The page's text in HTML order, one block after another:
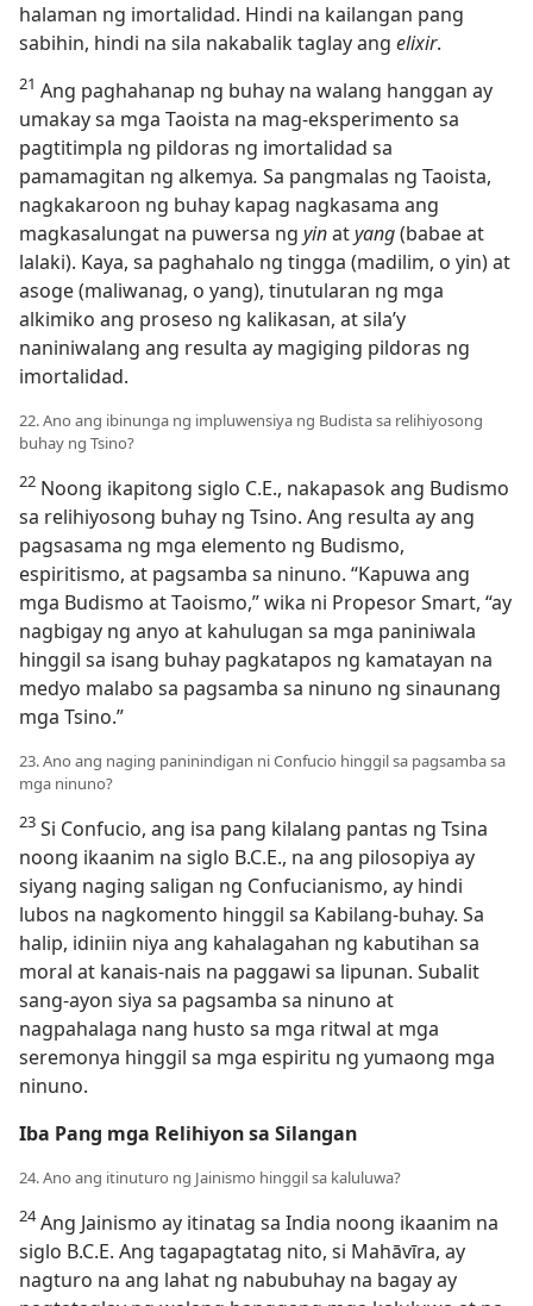
halaman ng imortalidad. Hindi na kailangan pang
sabihin, hindi na sila nakabalik taglay ang elixir.
21 Ang paghahanap ng buhay na walang hanggan ay
umakay sa mga Taoista na mag-eksperimento sa
pagtitimpla ng pildoras ng imortalidad sa
pamamagitan ng alkemya. Sa pangmalas ng Taoista,
nagkakaroon ng buhay kapag nagkasama ang
magkasalungat na puwersa ng yinatyang(babae at
lalaki). Kaya, sa paghahalo ng tingga (madilim, o yin) at
asoge (maliwanag, o yang), tinutularan ng mga
alkimiko ang proseso ng kalikasan, at sila’y
naniniwalang ang resulta ay magiging pildoras ng
imortalidad.
22. Ano ang ibinunga ng impluwensiya ng Budista sa relihiyosong
buhay ng Tsino?
22 Noong ikapitong siglo C.E., nakapasok ang Budismo
sa relihiyosong buhay ng Tsino. Ang resulta ay ang
pagsasama ng mga elemento ng Budismo,
espiritismo, at pagsamba sa ninuno. “Kapuwa ang
mga Budismo at Taoismo,” wika ni Propesor Smart, “ay
nagbigay ng anyo at kahulugan sa mga paniniwala
hinggil sa isang buhay pagkatapos ng kamatayan na
medyo malabo sa pagsamba sa ninuno ng sinaunang
mga Tsino.”
23. Ano ang naging paninindigan ni Confucio hinggil sa pagsamba sa
mga ninuno?
23 Si Confucio, ang isa pang kilalang pantas ng Tsina
noong ikaanim na siglo B.C.E., na ang pilosopiya ay
siyang naging saligan ng Confucianismo, ay hindi
lubos na nagkomento hinggil sa Kabilang-buhay. Sa
halip, idiniin niya ang kahalagahan ng kabutihan sa
moral at kanais-nais na paggawi sa lipunan. Subalit
sang-ayon siya sa pagsamba sa ninuno at
nagpahalaga nang husto sa mga ritwal at mga
seremonya hinggil sa mga espiritu ng yumaong mga
ninuno.
Iba Pang mga Relihiyon sa Silangan
24. Ano ang itinuturo ng Jainismo hinggil sa kaluluwa?
24Ang Jainismo ay itinatag sa India noong ikaanim na
siglo B.C.E. Ang tagapagtatag nito, si Mahāvīra, ay
nagturo na ang lahat ng nabubuhay na bagay ay